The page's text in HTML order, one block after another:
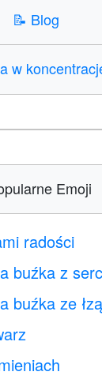
📝 Blog
w
Emoji
radości
buźka z
buźka ze